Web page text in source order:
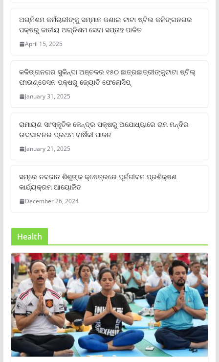
ଅଗ୍ନିଶମ କର୍ମଚାରୀଙ୍କୁ ସମ୍ମାନ ଜଣାଇ ଟାଟା ଷ୍ଟିଲ କଳିଙ୍ଗନଗର
ପକ୍ଷରୁ ଜାତୀୟ ଅଗ୍ନିଶମ ସେବା ସପ୍ତାହ ପାଳିତ
April 15, 2025
କଳିଙ୍ଗନଗର ସୁକିନ୍ଦା ଅଞ୍ଚଳର ୧୫୦ ଛାତ୍ରଛାତ୍ରୀଙ୍କୁଟାଟା ଷ୍ଟିଲ୍
ଫାଉଣ୍ଡେସନ ପକ୍ଷରୁ ଜ୍ୟୋତି ଫେଲୋସିପ୍‌
January 31, 2025
ରାମାୟଣ ସାଂସ୍କୃତିକ କେନ୍ଦ୍ର ପକ୍ଷରୁ ଅଯୋଧ୍ୟାରେ ରାମ ମନ୍ଦିର
ଉଦଘାଟନର ପ୍ରଥମ ବାର୍ଷିକୀ ପାଳନ
January 21, 2025
ସମ୍‌ରେ ନବଜାତ ଶିଶୁଙ୍କ କ୍ଷେତ୍ରରେ ପୁର୍ନଜୀବନ ପ୍ରଶିକ୍ଷଣ
କାର୍ଯ୍ୟକ୍ରମ ଆୟୋଜିତ
December 26, 2024
Health